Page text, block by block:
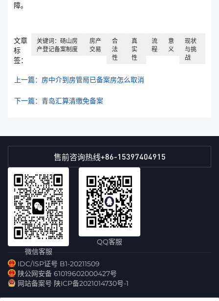
障。
文章
标
签：
关键词：砀山房
产登记备案制度
房产
交易
合
法
性
真
实
性
流
程
意
义
现状
与挑
战
上一篇：房中介到房管局已备案房怎么取消
下一篇：青岛汇算清缴免备案
售前咨询热线+86-15397404915
微信客服
QQ客服
IDC/ISP证号 B1-20211509
陕公网安备 61019602000427号
网站备案号 陕ICP备2021014730号-1